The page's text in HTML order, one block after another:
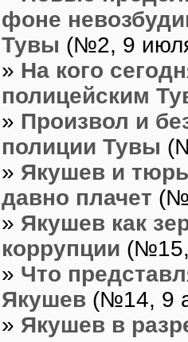
фоне
Тувы (№2, 9
» На кого
полицейским
» Произвол и
полиции Тувы
» Якушев и
давно плачет
» Якушев как
коррупции (№15,
» Что
Якушев (№14, 9
» Якушев в